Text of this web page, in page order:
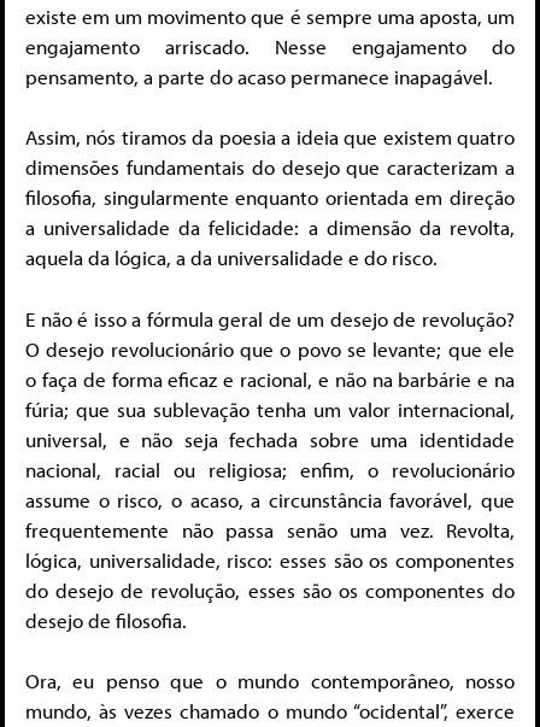
existe em um movimento que é sempre uma aposta, um
engajamento arriscado. Nesse engajamento do
pensamento, a parte do acaso permanece inapagável.
Assim, nós tiramos da poesia a ideia que existem quatro
dimensões fundamentais do desejo que caracterizam a
filosofia, singularmente enquanto orientada em direção
a universalidade da felicidade: a dimensão da revolta,
aquela da lógica, a da universalidade e do risco.
E não é isso a fórmula geral de um desejo de revolução?
O desejo revolucionário que o povo se levante; que ele
o faça de forma eficaz e racional, e não na barbárie e na
fúria; que sua sublevação tenha um valor internacional,
universal, e não seja fechada sobre uma identidade
nacional, racial ou religiosa; enfim, o revolucionário
assume o risco, o acaso, a circunstância favorável, que
frequentemente não passa senão uma vez. Revolta,
lógica, universalidade, risco: esses são os componentes
do desejo de revolução, esses são os componentes do
desejo de filosofia.
Ora, eu penso que o mundo contemporâneo, nosso
mundo, às vezes chamado o mundo “ocidental”, exerce